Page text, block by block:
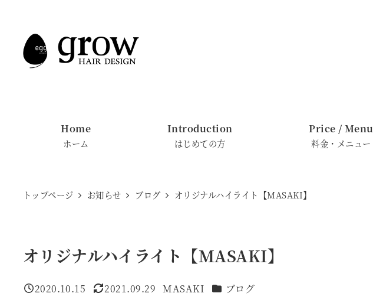
Home
ホーム
Introduction
はじめての方
Price / Menu
料金・メニュー
トップページ お知らせ ブログ オリジナルハイライト【MASAKI】
オリジナルハイライト【MASAKI】
投稿日
2020.10.15
更新日
2021.09.29
著
MASAKI カテゴリー
ブログ